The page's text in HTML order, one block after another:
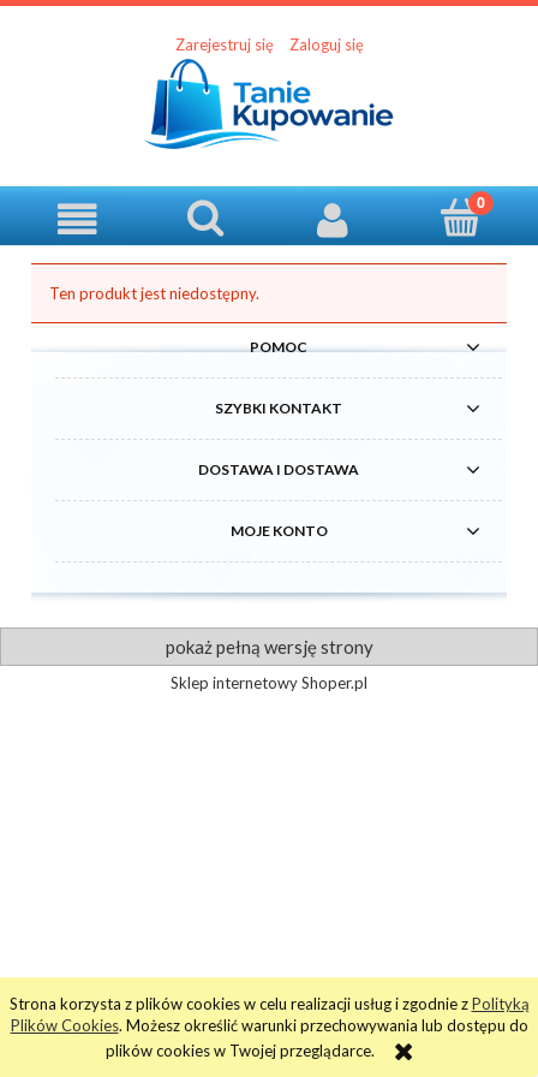
Strona korzysta z plików cookies w celu realizacji usług i zgodnie zPolityką
Plików Cookies. Możesz określić warunki przechowywania lub dostępu do
plików cookies w Twojej przeglądarce.
Zarejestruj się Zaloguj się
Ten produkt jest niedostępny.
POMOC
SZYBKI KONTAKT
DOSTAWA I DOSTAWA
MOJE KONTO
pokaż pełną wersję strony
Sklep internetowy Shoper.pl